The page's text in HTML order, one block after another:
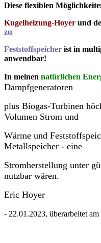
Diese flexiblen
Kugelheizung-Hoyer und
zu
Feststoffspeicher ist in
anwendbar!
In meinen natürlichen
Dampfgeneratoren
plus Biogas-Turbinen
Volumen Strom und
Wärme und
Metallspeicher - eine
Stromherstellung unter
nutzbar wären.
Eric Hoyer
- 22.01.2023, überarbeitet